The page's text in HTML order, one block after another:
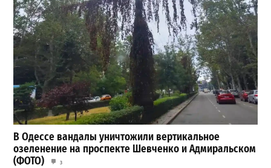
В Одессе вандалы уничтожили вертикальное
озеленение на проспекте Шевченко и Адмиральском
(ФОТО)
3